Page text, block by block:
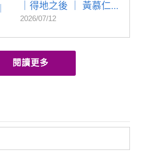
｜得地之後 ｜ 黃慕仁...
2026/07/12
閱讀更多